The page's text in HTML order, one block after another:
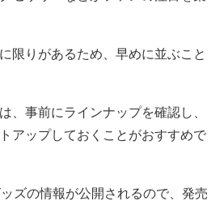
限りがあるため、早めに並ぶこと
、事前にラインナップを確認し、
アップしておくことがおすすめで
ズの情報が公開されるので、発売